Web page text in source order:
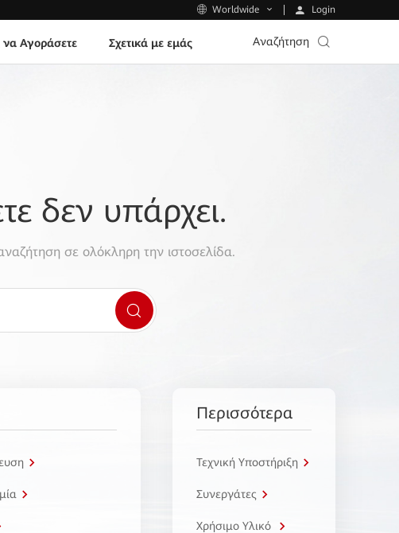
Worldwide Login
Αγοράσετε Σχετικά με εμάς Αναζήτηση
δεν υπάρχει.
σε ολόκληρη την ιστοσελίδα.
Περισσότερα
Τεχνική Υποστήριξη
Συνεργάτες
Χρήσιμο Υλικό